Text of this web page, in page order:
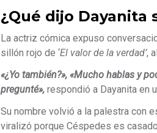
¿Qué dijo Dayanita
La actriz cómica expuso
sillón rojo de ‘El valor de la verdad’,
«¿Yo también?», «Mucho hablas y
pregunté», respondió a Dayanita en
Su nombre volvió a la palestra con
viralizó porque Céspedes es